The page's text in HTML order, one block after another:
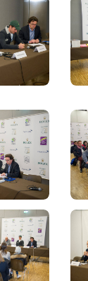
CHI de Genève. Tous